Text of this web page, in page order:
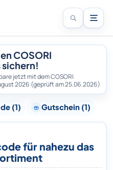
COSORI
jetzt mit dem COSORI
2026 (geprüft am 25.06.2026)
(1) Gutschein (1)
für nahezu das